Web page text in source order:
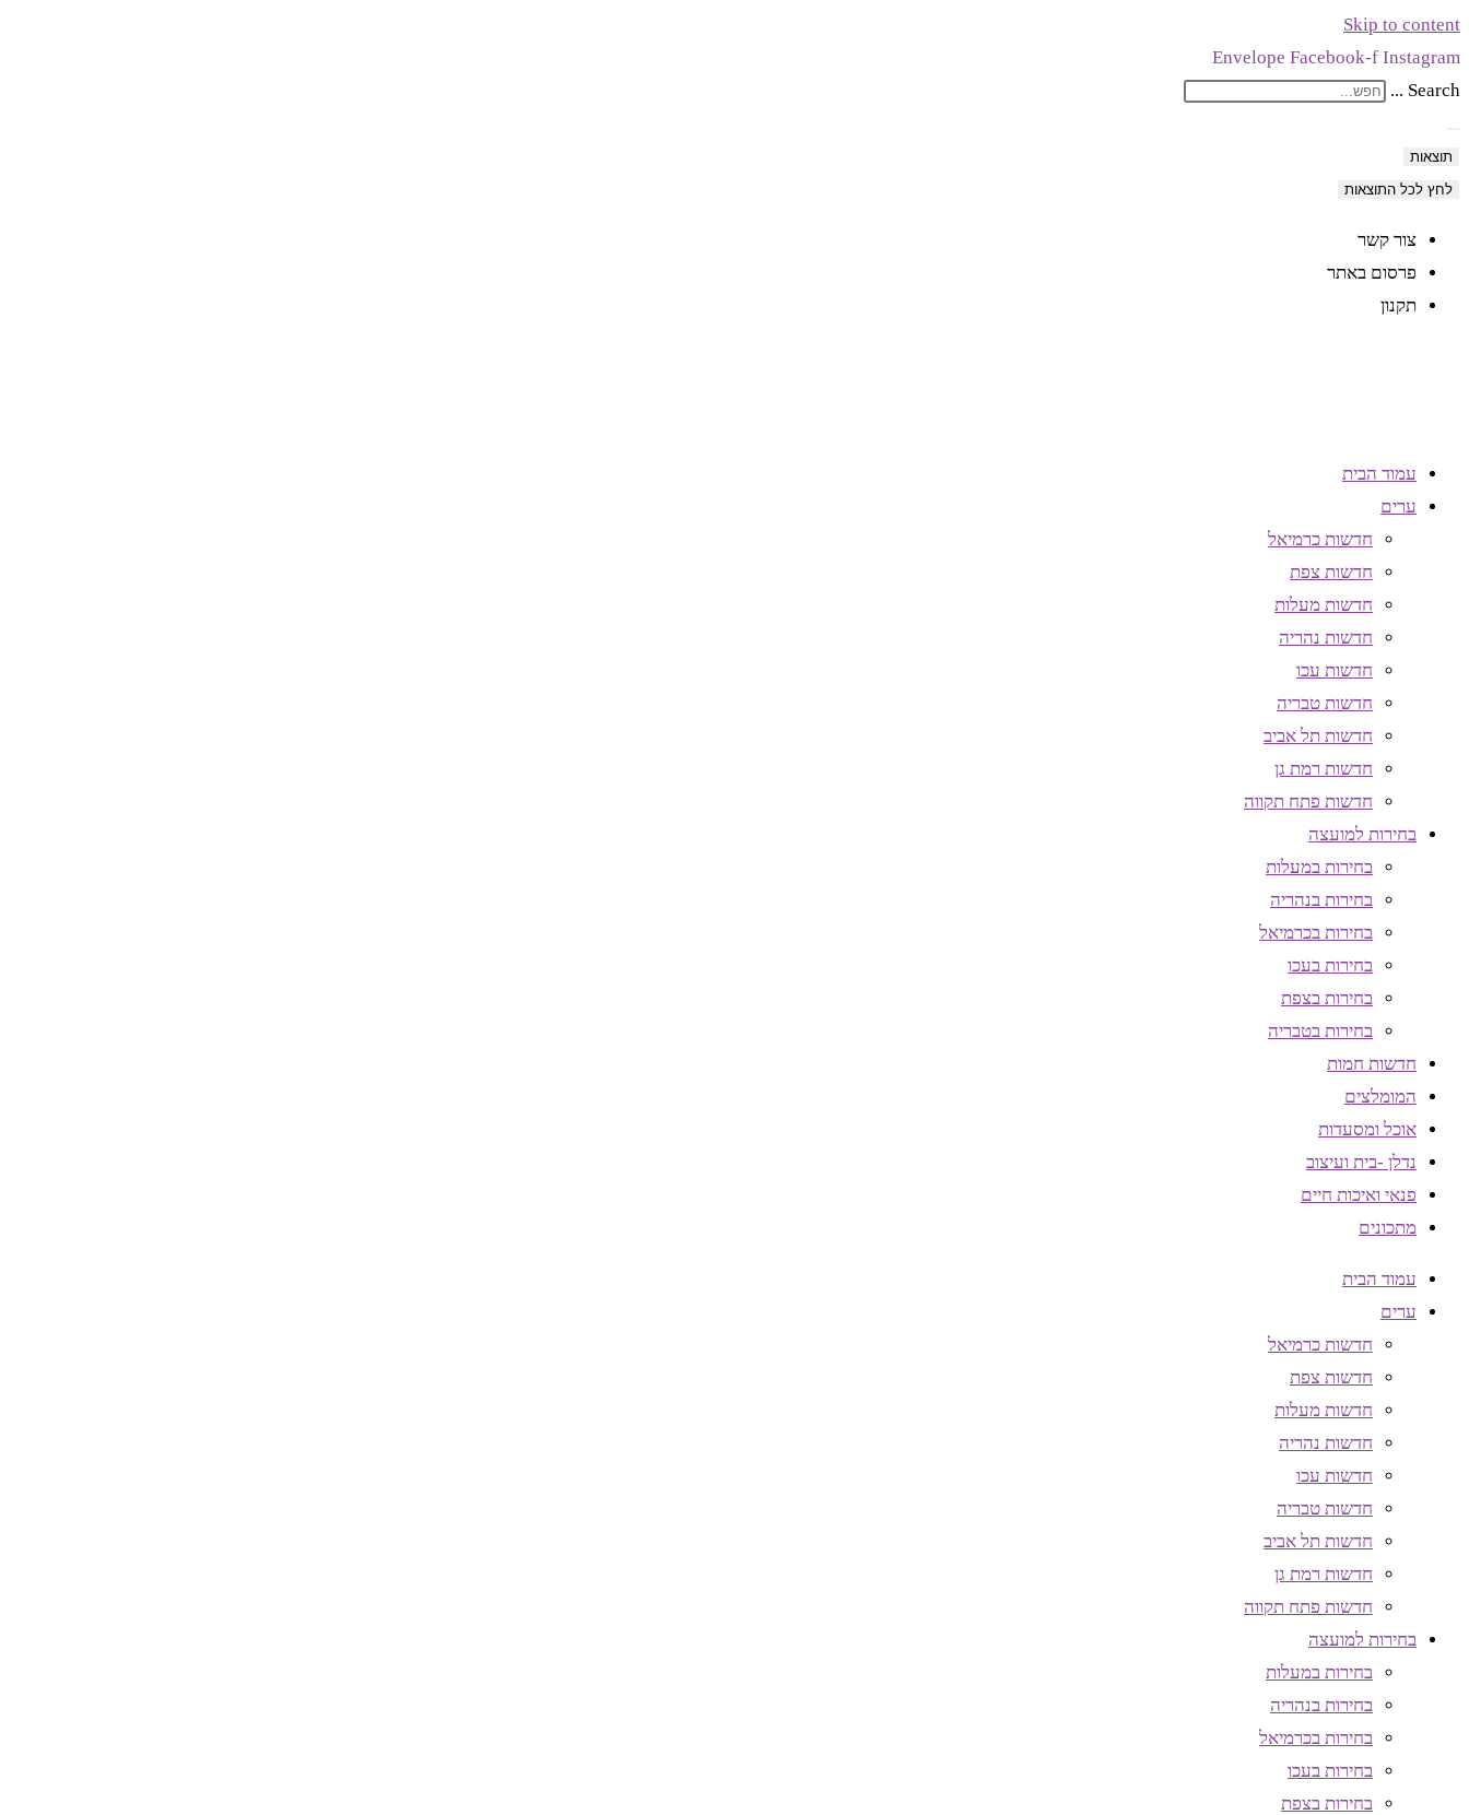
לתוכן
Skip to content
Envelope Facebook-f Instagram
Search ...
תוצאות
לחץ לכל התוצאות
צור קשר
פרסום באתר
תקנון
עמוד הבית
ערים
חדשות כרמיאל
חדשות צפת
חדשות מעלות
חדשות נהריה
חדשות עכו
חדשות טבריה
חדשות תל אביב
חדשות רמת גן
חדשות פתח תקווה
בחירות למועצה
בחירות במעלות
בחירות בנהריה
בחירות בכרמיאל
בחירות בעכו
בחירות בצפת
בחירות בטבריה
חדשות חמות
המומלצים
אוכל ומסעדות
נדלן -בית ועיצוב
פנאי ואיכות חיים
מתכונים
עמוד הבית
ערים
חדשות כרמיאל
חדשות צפת
חדשות מעלות
חדשות נהריה
חדשות עכו
חדשות טבריה
חדשות תל אביב
חדשות רמת גן
חדשות פתח תקווה
בחירות למועצה
בחירות במעלות
בחירות בנהריה
בחירות בכרמיאל
בחירות בעכו
בחירות בצפת